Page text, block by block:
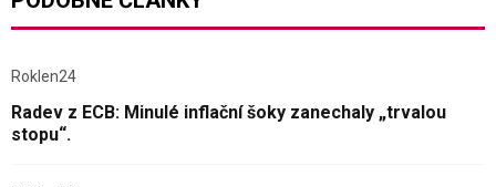
Roklen24
Radev z ECB: Minulé inflační šoky zanechaly „trvalou
stopu“.